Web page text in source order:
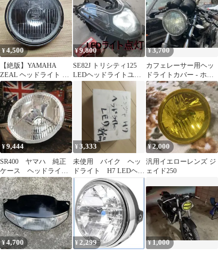
¥4,500
【絶版】YAMAHA
ZEAL ヘッドライト 本
体 当時物
¥9,800
SE82J トリシティ125
LEDヘッドライトユニ
ット本体 LEDライト付
¥3,700
カフェレーサー用ヘッ
ドライトカバー - ホン
ダ CB500（1998年式）
¥9,444
SR400 ヤマハ 純正
ケース ヘッドライ
ト ルーカス カフ
ェ ペイトン 純正
¥3,333
未使用 バイク ヘッ
ドライト H7 LEDヘッ
ドライト
¥2,000
汎用イエローレンズ ジ
ェイド250
¥4,700 ¥ 2,299 ¥1,000